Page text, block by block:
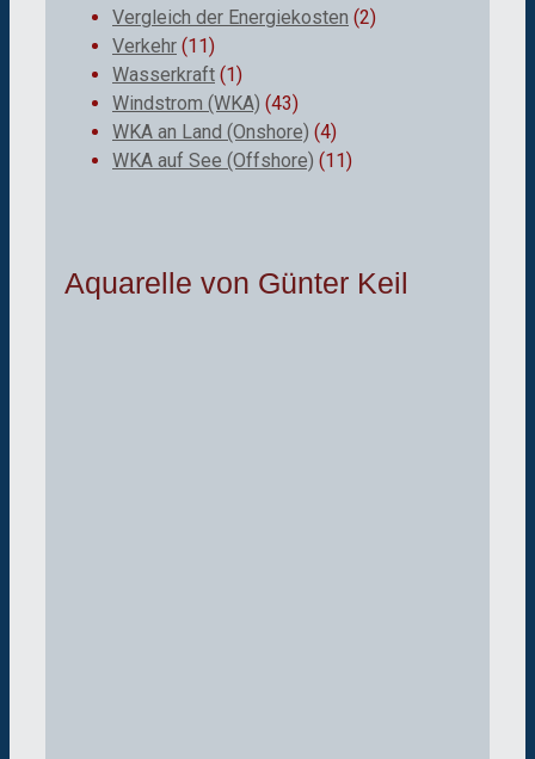
Vergleich der Energiekosten (2)
Verkehr (11)
Wasserkraft (1)
Windstrom (WKA) (43)
WKA an Land (Onshore) (4)
WKA auf See (Offshore) (11)
Aquarelle von Günter Keil